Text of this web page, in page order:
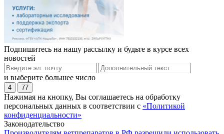
Подпишитесь на нашу рассылку и будьте в курсе всех
новостей
и выберите большее число
4 77
Нажимая на кнопку, Вы соглашаетесь на обработку
персональных данных в соответствии с «Политикой
конфиденциальности»
Законодательство